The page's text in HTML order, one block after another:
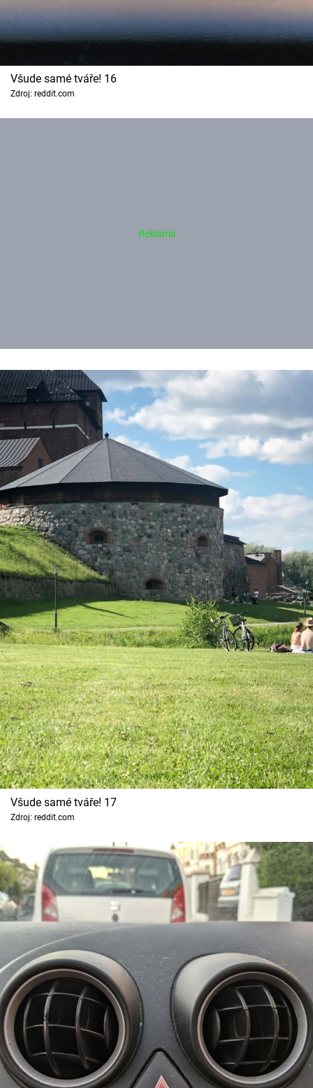
Všude samé tváře! 16
Zdroj: reddit.com
Všude samé tváře! 17
Zdroj: reddit.com